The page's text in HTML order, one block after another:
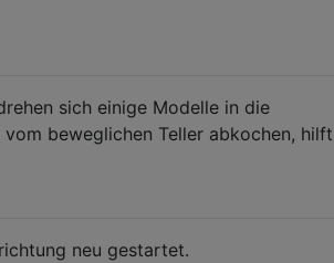
sich einige Modelle in die
beweglichen Teller abkochen,
neu gestartet.